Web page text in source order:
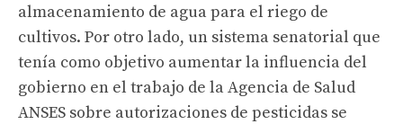
almacenamiento de agua para el riego de
cultivos. Por otro lado, un sistema senatorial que
tenía como objetivo aumentar la influencia del
gobierno en el trabajo de la Agencia de Salud
ANSES sobre autorizaciones de pesticidas se